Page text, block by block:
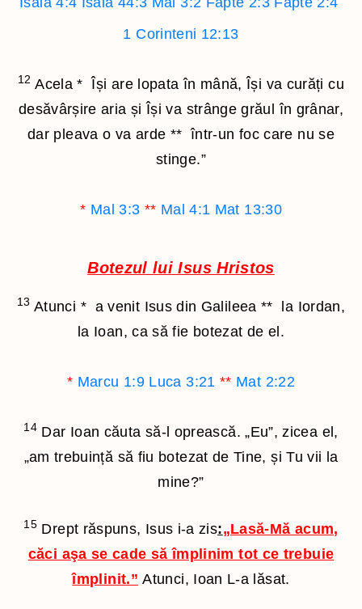
1 Corinteni 12:13
12 Acela* Își are lopata în mână, Își va curăți cu
desăvârșire aria și Își va strânge grăul în grânar,
dar pleava o va arde ** într-un foc care nu se
stinge.”
* Mal 3:3 ** Mal 4:1 Mat 13:30
Botezul lui Isus Hristos
13 Atunci *a venit Isus din Galileea** la Iordan,
la Ioan, ca să fie botezat de el.
* Marcu 1:9 Luca 3:21 ** Mat 2:22
14 Dar Ioan căuta să-l oprească. „Eu”, zicea el,
„am trebuință să fiu botezat de Tine, și Tu vii la
mine?”
15 Drept răspuns, Isus i-a zis:„Lasă-Mă acum,
căci aşa se cade să împlinim tot ce trebuie
împlinit.” Atunci, Ioan L-a lăsat.